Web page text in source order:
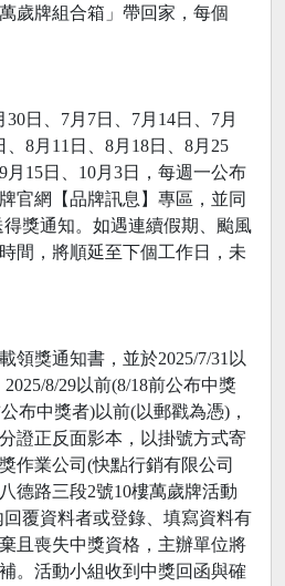
歲牌組合箱」帶回家，每個
日、7月7日、7月14日、7月
、8月11日、8月18日、8月25
月15日、10月3日，每週一公布
官網【品牌訊息】專區，並同
獎通知。如遇連續假期、颱風
間，將順延至下個工作日，未
領獎通知書，並於2025/7/31以
8/29以前(8/18前公布中獎
布中獎者)以前(以郵戳為憑)，
證正反面影本，以掛號方式寄
作業公司(快點行銷有限公司
德路三段2號10樓萬歲牌活動
覆資料者或登錄、填寫資料有
且喪失中獎資格，主辦單位將
。活動小組收到中獎回函與確